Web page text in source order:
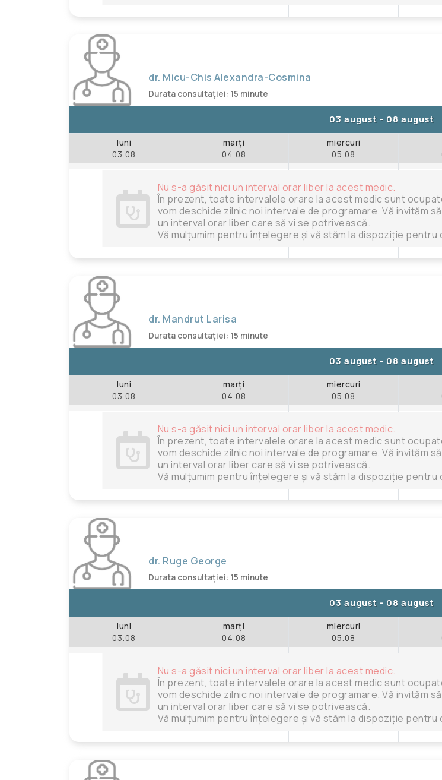
dr. Micu-Chis Alexandra-Cosmina
Durata consultației: 15 minute
03 august - 08 august
luni
03.08
marți
04.08
miercuri
05.08
Nu s-a găsit nici un interval orar liber la acest medic.
În prezent, toate intervalele orare la acest medic sunt
vom deschide zilnic noi intervale de programare. Vă invităm
un interval orar liber care să vi se potrivească.
Vă mulțumim pentru înțelegere și vă stăm la dispoziție
dr. Mandrut Larisa
Durata consultației: 15 minute
03 august - 08 august
luni
03.08
marți
04.08
miercuri
05.08
Nu s-a găsit nici un interval orar liber la acest medic.
În prezent, toate intervalele orare la acest medic sunt
vom deschide zilnic noi intervale de programare. Vă invităm
un interval orar liber care să vi se potrivească.
Vă mulțumim pentru înțelegere și vă stăm la dispoziție
dr. Ruge George
Durata consultației: 15 minute
03 august - 08 august
luni
03.08
marți
04.08
miercuri
05.08
Nu s-a găsit nici un interval orar liber la acest medic.
În prezent, toate intervalele orare la acest medic sunt
vom deschide zilnic noi intervale de programare. Vă invităm
un interval orar liber care să vi se potrivească.
Vă mulțumim pentru înțelegere și vă stăm la dispoziție